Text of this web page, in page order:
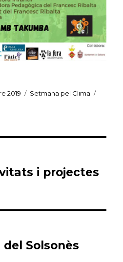
2019 Categories
Setmana pel Clima
i projectes
Solsonès